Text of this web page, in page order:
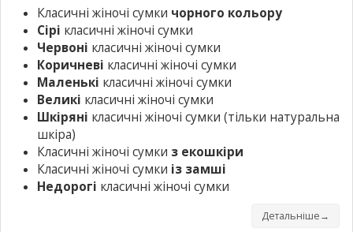
Класичні жіночі сумки чорного кольору
Сірі класичні жіночі сумки
Червоні класичні жіночі сумки
Коричневі класичні жіночі сумки
Маленькі класичні жіночі сумки
Великі класичні жіночі сумки
Шкіряні класичні жіночі сумки (тільки натуральна
шкіра)
Класичні жіночі сумки з екошкіри
Класичні жіночі сумки із замші
Недорогі класичні жіночі сумки
Детальніше→